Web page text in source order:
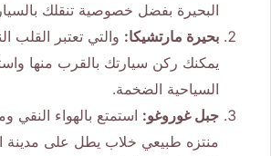
البحيرة بفضل خصوصية تنقلك
بحيرة مارتشيكا: والتي تعتبر القلب
يمكنك ركن سيارتك بالقرب منها
السياحية الضخمة.
جبل غوروغو: استمتع بالهواء النقي
منتزه طبيعي خلاب يطل على مدينة